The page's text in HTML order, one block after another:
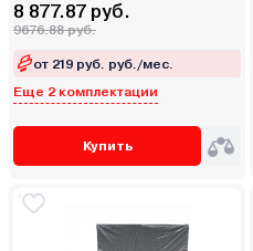
8 877.87 руб.
9676.88 руб.
от 219 руб. руб./мес.
Еще 2 комплектации
Купить